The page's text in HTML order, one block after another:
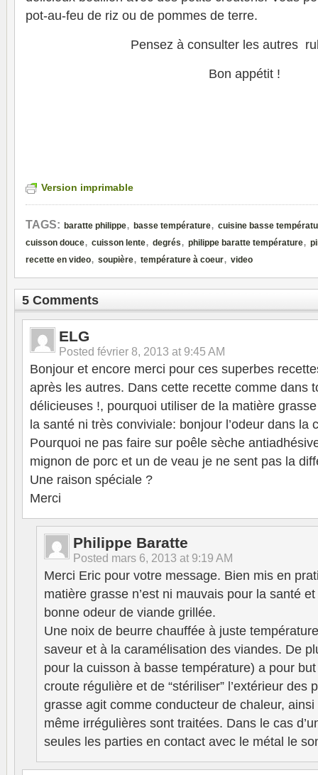
pot-au-feu de riz ou de pommes de terre.
Pensez à consulter les autres
Bon appétit !
Version imprimable
TAGS: baratte philippe, basse température, cuisine basse
cuisson douce, cuisson lente, degrés, philippe baratte température,
recette en video, soupière, température à coeur, video
5 Comments
ELG
Posted février 8, 2013 at 9:45 AM
Bonjour et encore merci pour ces superbes
après les autres. Dans cette recette comme dans
délicieuses !, pourquoi utiliser de la matière
la santé ni très conviviale: bonjour l’odeur dans la
Pourquoi ne pas faire sur poêle sèche
mignon de porc et un de veau je ne sent pas la
Une raison spéciale ?
Merci
Philippe Baratte
Posted mars 6, 2013 at 9:19 AM
Merci Eric pour votre message. Bien mis en
matière grasse n’est ni mauvais pour la santé
bonne odeur de viande grillée.
Une noix de beurre chauffée à juste
saveur et à la caramélisation des viandes. De
pour la cuisson à basse température) a pour
croute régulière et de “stériliser” l’extérieur des
grasse agit comme conducteur de chaleur,
même irrégulières sont traitées. Dans le cas
seules les parties en contact avec le métal le